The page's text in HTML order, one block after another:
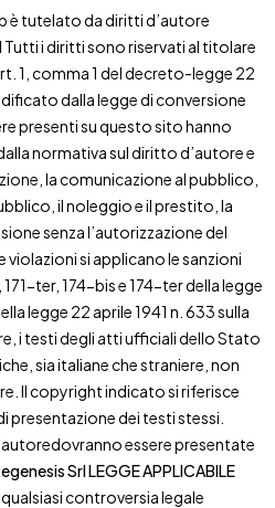
è tutelato da diritti d’autore
Tutti i diritti sono riservati al titolare
1, comma 1 del decreto-legge 22
dalla legge di conversione
presenti su questo sito hanno
normativa sul diritto d’autore e
la comunicazione al pubblico,
il noleggio e il prestito, la
senza l’autorizzazione del
si applicano le sanzioni
ter, 174-bis e 174-ter della legge
legge 22 aprile 1941 n. 633 sulla
i testi degli atti ufficiali dello Stato
sia italiane che straniere, non
Il copyright indicato si riferisce
presentazione dei testi stessi.
essere presentate
SrlLEGGE APPLICABILE
controversia legale